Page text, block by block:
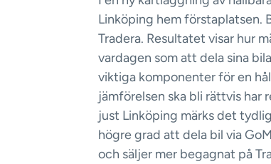
Linköping hem förstaplatsen.
Tradera. Resultatet visar hur
vardagen som att dela sina
viktiga komponenter för en
jämförelsen ska bli rättvis har
just Linköping märks det
högre grad att dela bil via
och säljer mer begagnat på